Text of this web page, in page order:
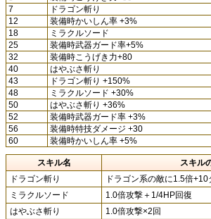
7
ドラゴン斬り
12
装備時かいしん率 +3%
18
ミラクルソード
25
装備時武器ガード率+5%
32
装備時こうげき力+80
40
はやぶさ斬り
43
ドラゴン斬り +150%
48
ミラクルソード +30%
50
はやぶさ斬り +36%
52
装備時武器ガード率 +3%
56
装備時特技ダメージ +30
60
装備時かいしん率 +5%
スキル名
スキル
ドラゴン斬り
ドラゴン系の敵に1.5倍+10
ミラクルソード
1.0倍攻撃＋1/4HP回復
はやぶさ斬り
1.0倍攻撃×2回